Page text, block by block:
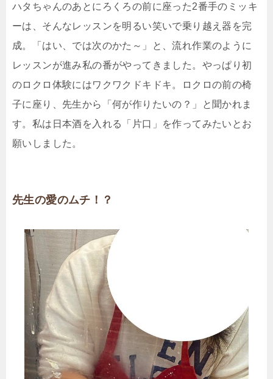
ハタちゃんのあとにろくろの前に座った2番手のミッキ
ーは、そんなレッスンを明るい笑いで乗り越え器を完
成。「はい、では次のかた～」と、流れ作業のように
レッスンが進み私の番がやってきました。やっぱり初
のロクロ体験にはワクワクドキドキ。ロクロの前の椅
子に座り、先生から「何が作りたいの？」と聞かれま
す。私は日本酒を入れる「片口」を作ってみたいとお
願いしました。
先生の愛のムチ！？